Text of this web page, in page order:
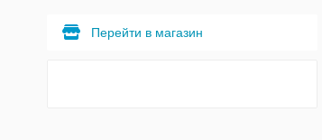
Перейти в магазин